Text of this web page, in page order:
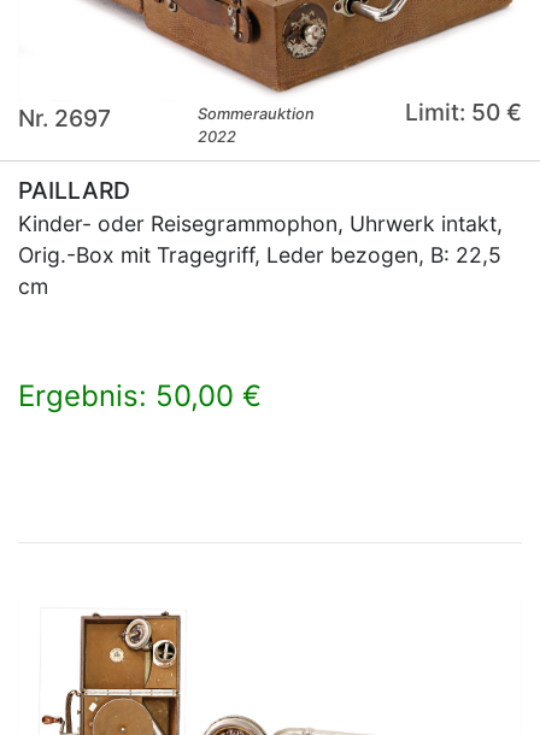
Nr. 2697
Sommerauktion
2022
Limit: 50 €
PAILLARD
Kinder- oder Reisegrammophon, Uhrwerk intakt,
Orig.-Box mit Tragegriff, Leder bezogen, B: 22,5
cm
Ergebnis: 50,00 €